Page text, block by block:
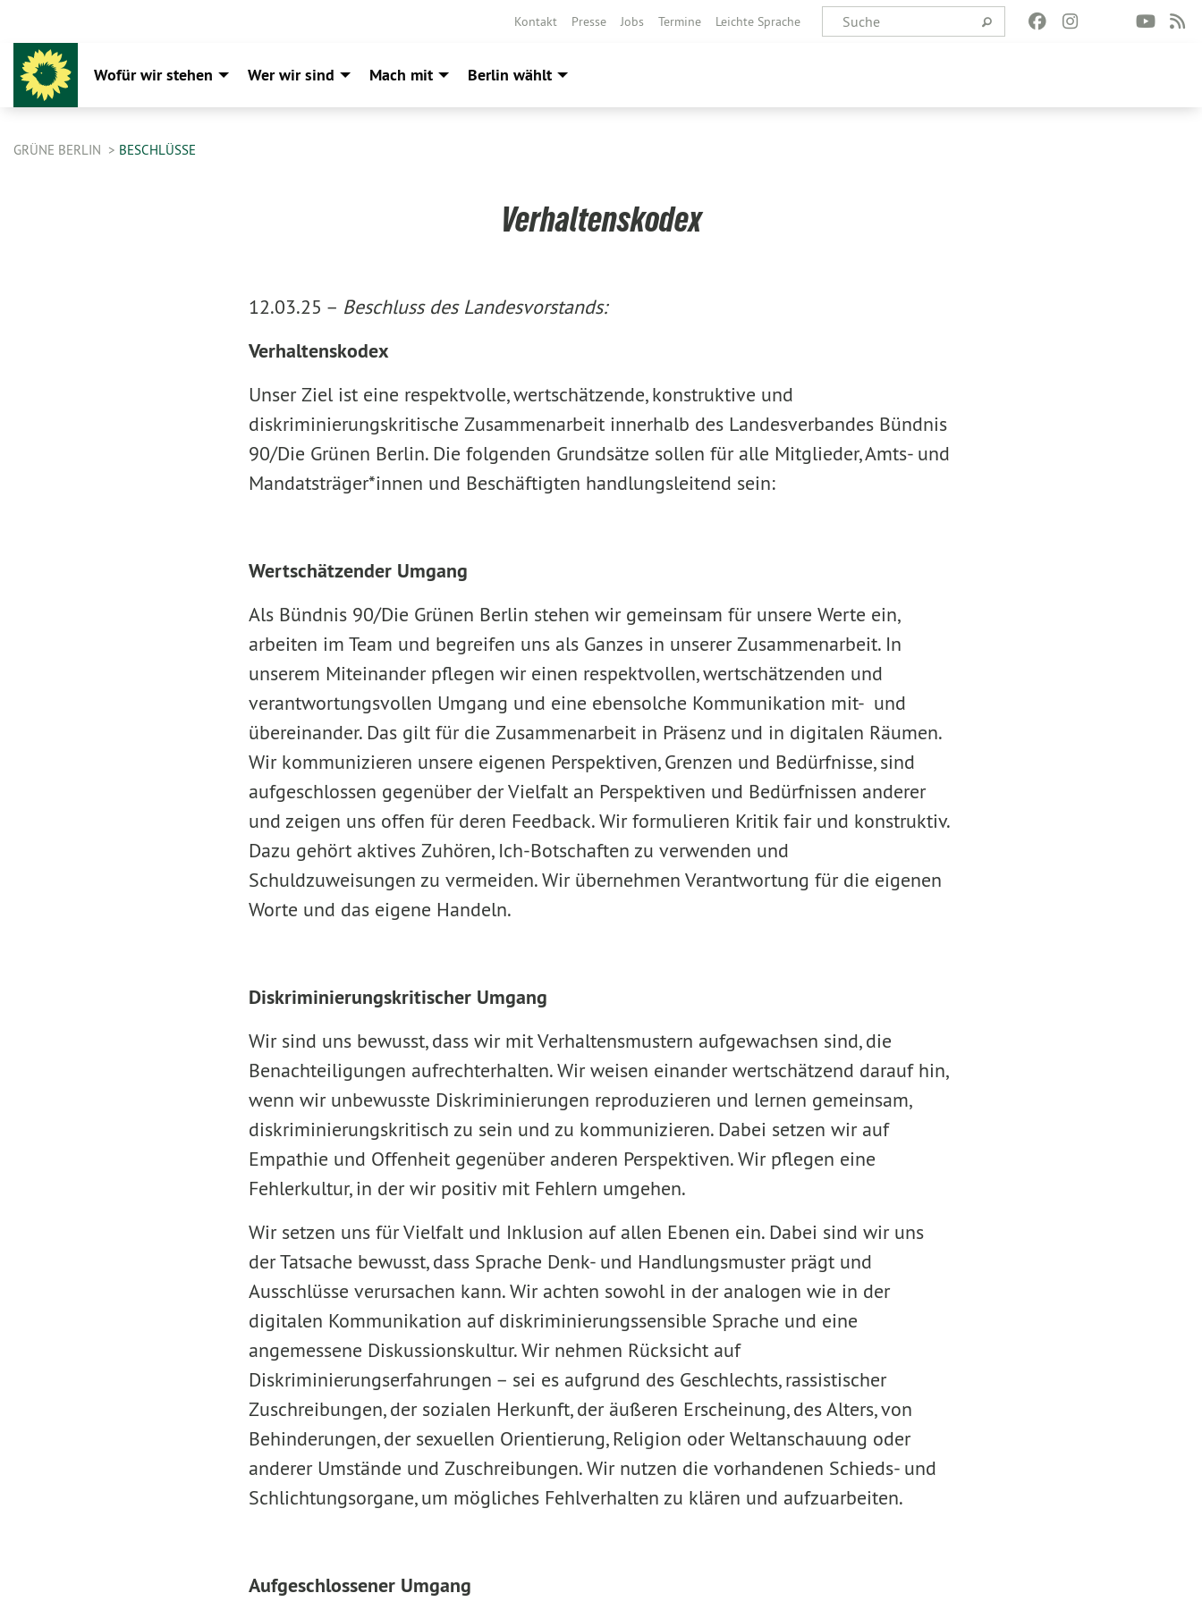
Kontakt Presse Jobs Termine Leichte Sprache
Wofür wir stehen Wer wir sind Mach mit Berlin wählt
GRÜNE BERLIN BESCHLÜSSE
Verhaltenskodex
12.03.25 – Beschluss des Landesvorstands:
Verhaltenskodex
Unser Ziel ist eine respektvolle, wertschätzende, konstruktive und
diskriminierungskritische Zusammenarbeit innerhalb des Landesverbandes Bündnis
90/Die Grünen Berlin. Die folgenden Grundsätze sollen für alle Mitglieder, Amts- und
Mandatsträger*innen und Beschäftigten handlungsleitend sein:
Wertschätzender Umgang
Als Bündnis 90/Die Grünen Berlin stehen wir gemeinsam für unsere Werte ein,
arbeiten im Team und begreifen uns als Ganzes in unserer Zusammenarbeit. In
unserem Miteinander pflegen wir einen respektvollen, wertschätzenden und
verantwortungsvollen Umgang und eine ebensolche Kommunikation mit- und
übereinander. Das gilt für die Zusammenarbeit in Präsenz und in digitalen Räumen.
Wir kommunizieren unsere eigenen Perspektiven, Grenzen und Bedürfnisse, sind
aufgeschlossen gegenüber der Vielfalt an Perspektiven und Bedürfnissen anderer
und zeigen uns offen für deren Feedback. Wir formulieren Kritik fair und konstruktiv.
Dazu gehört aktives Zuhören, Ich-Botschaften zu verwenden und
Schuldzuweisungen zu vermeiden. Wir übernehmen Verantwortung für die eigenen
Worte und das eigene Handeln.
Diskriminierungskritischer Umgang
Wir sind uns bewusst, dass wir mit Verhaltensmustern aufgewachsen sind, die
Benachteiligungen aufrechterhalten. Wir weisen einander wertschätzend darauf hin,
wenn wir unbewusste Diskriminierungen reproduzieren und lernen gemeinsam,
diskriminierungskritisch zu sein und zu kommunizieren. Dabei setzen wir auf
Empathie und Offenheit gegenüber anderen Perspektiven. Wir pflegen eine
Fehlerkultur, in der wir positiv mit Fehlern umgehen.
Wir setzen uns für Vielfalt und Inklusion auf allen Ebenen ein. Dabei sind wir uns
der Tatsache bewusst, dass Sprache Denk- und Handlungsmuster prägt und
Ausschlüsse verursachen kann. Wir achten sowohl in der analogen wie in der
digitalen Kommunikation auf diskriminierungssensible Sprache und eine
angemessene Diskussionskultur. Wir nehmen Rücksicht auf
Diskriminierungserfahrungen – sei es aufgrund des Geschlechts, rassistischer
Zuschreibungen, der sozialen Herkunft, der äußeren Erscheinung, des Alters, von
Behinderungen, der sexuellen Orientierung, Religion oder Weltanschauung oder
anderer Umstände und Zuschreibungen. Wir nutzen die vorhandenen Schieds- und
Schlichtungsorgane, um mögliches Fehlverhalten zu klären und aufzuarbeiten.
Aufgeschlossener Umgang